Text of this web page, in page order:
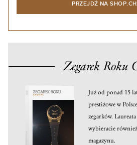
PRZEJDŹ NA
Zegarek Roku
Już od ponad 15
prestiżowe w
zegarków.
wybieracie
magazynu.